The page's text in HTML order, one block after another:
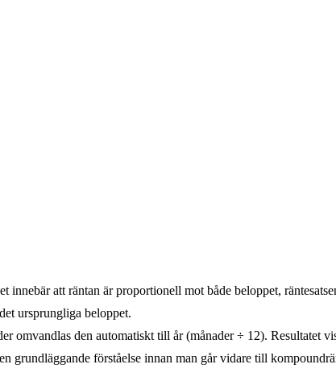
innebär att räntan är proportionell mot både beloppet,
ursprungliga beloppet.
omvandlas den automatiskt till år (månader ÷ 12). Resultatet
grundläggande förståelse innan man går vidare till